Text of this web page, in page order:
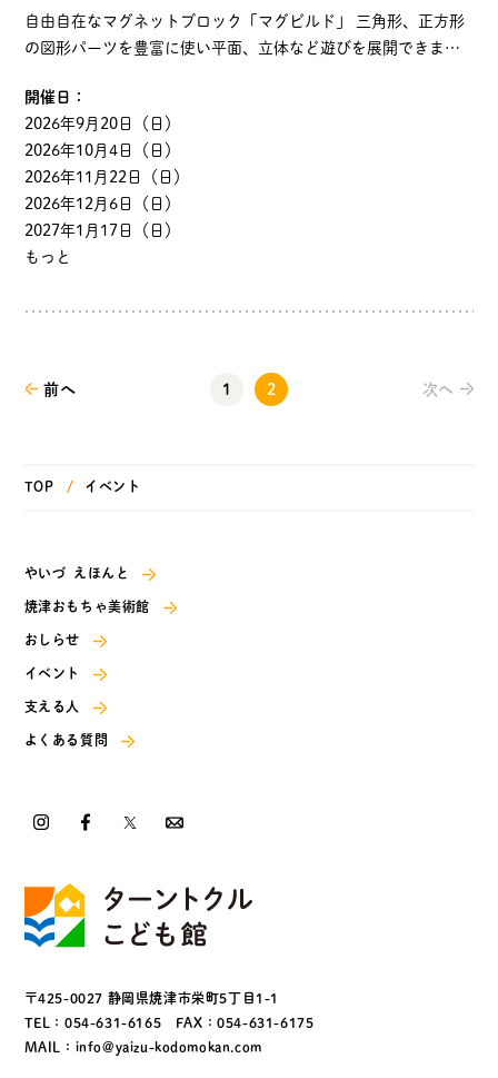
自由自在なマグネットブロック「マグビルド」 三角形、正方形
の図形パーツを豊富に使い平面、立体など遊びを展開できま
ます。 お部屋いっぱいのマグビルド、マグビルドカラ…
開催日：
2026年9月20日（日）
2026年10月4日（日）
2026年11月22日（日）
2026年12月6日（日）
2027年1月17日（日）
もっと
前へ 1 2 次へ
TOP イベント
やいづ えほんと
焼津おもちゃ美術館
おしらせ
イベント
支える人
よくある質問
〒425-0027 静岡県焼津市栄町5丁目1-1
TEL： 054-631-6165
FAX：054-631-6175
MAIL： info@yaizu-kodomokan.com